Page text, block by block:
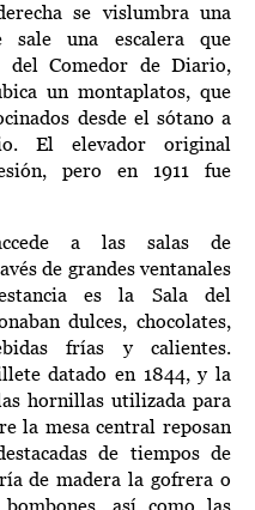
se vislumbra una
sale una escalera
que
del Comedor de Diario,
un montaplatos, que
desde el sótano a
El elevador
original
pero en 1911 fue
a las salas de
de grandes ventanales
es la Sala del
dulces, chocolates,
frías y calientes.
datado en 1844, y la
hornillas utilizada para
la mesa central reposan
de tiempos de
de madera la gofrera o
, así como las